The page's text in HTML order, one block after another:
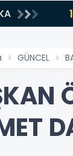
GÜNCEL